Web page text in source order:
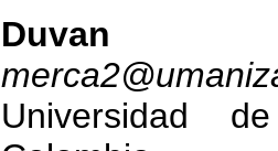
Duvan
Universidad